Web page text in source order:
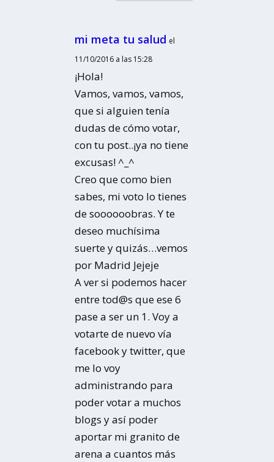
mi meta tu salud el
11/10/2016 a las 15:28
¡Hola!
Vamos, vamos, vamos,
que si alguien tenía
dudas de cómo votar,
con tu post..¡ya no tiene
excusas! ^_^
Creo que como bien
sabes, mi voto lo tienes
de soooooobras. Y te
deseo muchísima
suerte y quizás…vemos
por Madrid Jejeje
A ver si podemos hacer
entre tod@s que ese 6
pase a ser un 1. Voy a
votarte de nuevo vía
facebook y twitter, que
me lo voy
administrando para
poder votar a muchos
blogs y así poder
aportar mi granito de
arena a cuantos más